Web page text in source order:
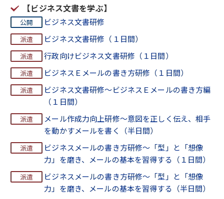
【ビジネス文書を学ぶ】
ビジネス文書研修
ビジネス文書研修（１日間）
行政向けビジネス文書研修（１日間）
ビジネスＥメールの書き方研修（１日間）
ビジネス文書研修～ビジネスＥメールの書き方編
（１日間）
メール作成力向上研修～意図を正しく伝え、相手
を動かすメールを書く（半日間）
ビジネスメールの書き方研修～「型」と「想像
力」を磨き、メールの基本を習得する（１日間）
ビジネスメールの書き方研修～「型」と「想像
力」を磨き、メールの基本を習得する（半日間）